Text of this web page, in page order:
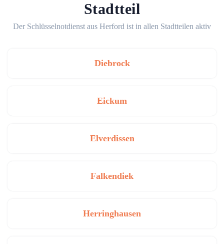
Stadtteil
Der Schlüsselnotdienst aus Herford ist in allen Stadtteilen aktiv
Diebrock
Eickum
Elverdissen
Falkendiek
Herringhausen